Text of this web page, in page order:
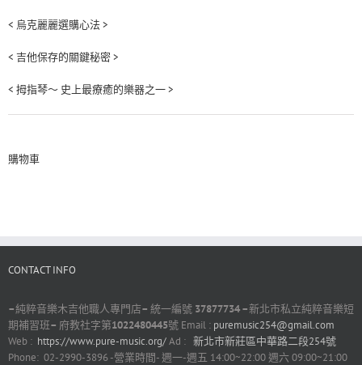
< 烏克麗麗選購心法 >
< 吉他保存的關鍵秘密 >
< 拇指琴～ 史上最療癒的樂器之一 >
購物車
CONTACT INFO
–純粹音樂木吉他職人專門店– 統一編號 37877734 –新北市私立純粹音樂短
期補習班– 府教社字第1022480445號 Email : puremusic254@gmail.com
Web : https://www.pure-music.org/Ad : 新北市新莊區中華路二段254號
Phone: 02-2990-3896 -營業時間- 週一-週五 14:00~22:00 週六 09:00~21:00